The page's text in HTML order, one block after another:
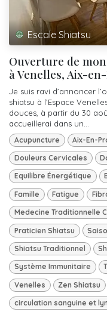
Escale Shiatsu
Ouverture de
à Venelles, Aix-
Je suis ravi d’annoncer
shiatsu à l’Espace
douces, à partir du 30
accueillerai dans un...
Acupuncture Aix-En-
Douleurs Cervicales
Equilibre Énergétique
Famille Fatigue
Medecine Traditionnelle
Praticien Shiatsu
Shiatsu Traditionnel
Système Immunitaire
Venelles Zen Shiatsu
circulation sanguine et